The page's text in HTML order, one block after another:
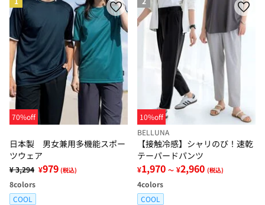
70%off
日本製 男女兼用多機能スポー
ツウェア
¥ 3,294 ¥979 (税込)
8colors
COOL
10%off
BELLUNA
【接触冷感】シャリのび！速乾
テーパードパンツ
¥1,970 ～ ¥2,960 (税込)
4colors
COOL